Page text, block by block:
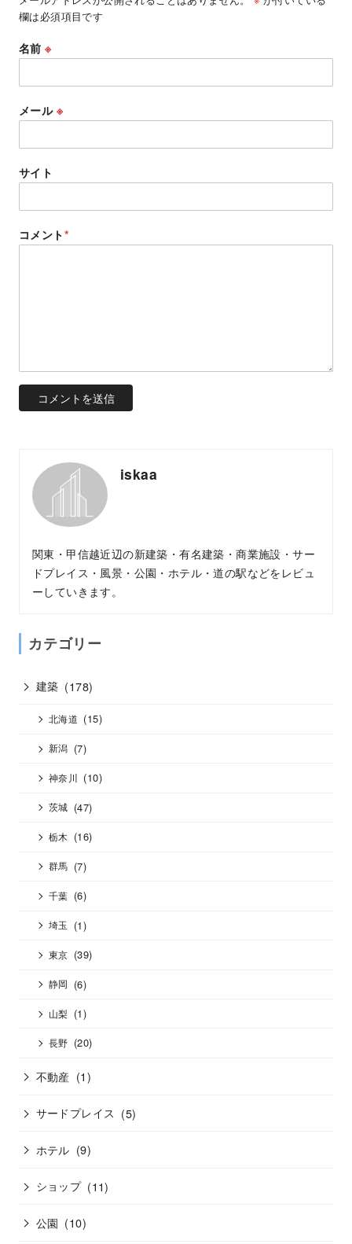
欄は必須項目です
名前※
メール ※
サイト
コメント*
iskaa
関東・甲信越近辺の新建築・有名建築・商業施設・サー
ドプレイス・風景・公園・ホテル・道の駅などをレビュ
ーしていきます。
カテゴリー
建築 (178)
北海道 (15)
新潟 (7)
神奈川 (10)
茨城 (47)
栃木 (16)
群馬 (7)
千葉 (6)
埼玉 (1)
東京 (39)
静岡 (6)
山梨 (1)
長野 (20)
不動産 (1)
サードプレイス (5)
ホテル (9)
ショップ (11)
公園 (10)